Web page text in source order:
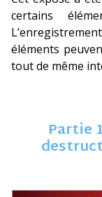
certains
éléments
tout de même
Partie